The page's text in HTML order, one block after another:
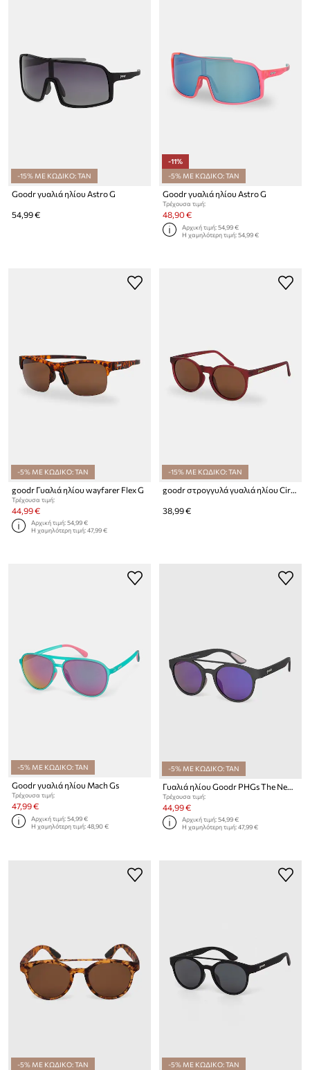
-15% ΜΕ ΚΩΔΙΚΟ: TAN
Goodr γυαλιά ηλίου Astro G
54,99 €
-11%
-5% ΜΕ ΚΩΔΙΚΟ: TAN
Goodr γυαλιά ηλίου Astro G
Τρέχουσα τιμή:
48,90 €
Αρχική τιμή:54,99 €
Η χαμηλότερη τιμή:54,99 €
-5% ΜΕ ΚΩΔΙΚΟ: TAN
goodr Γυαλιά ηλίου wayfarer Flex G
Τρέχουσα τιμή:
44,99 €
Αρχική τιμή:54,99 €
Η χαμηλότερη τιμή:47,99 €
-15% ΜΕ ΚΩΔΙΚΟ: TAN
38,99 €
-5% ΜΕ ΚΩΔΙΚΟ: TAN
Goodr γυαλιά ηλίου Mach Gs
Τρέχουσα τιμή:
47,99 €
Αρχική τιμή:54,99 €
Η χαμηλότερη τιμή:48,90 €
-5% ΜΕ ΚΩΔΙΚΟ: TAN
Τρέχουσα τιμή:
44,99 €
Αρχική τιμή:54,99 €
Η χαμηλότερη τιμή:47,99 €
-5% ΜΕ ΚΩΔΙΚΟ: TAN -5% ΜΕ ΚΩΔΙΚΟ: TAN